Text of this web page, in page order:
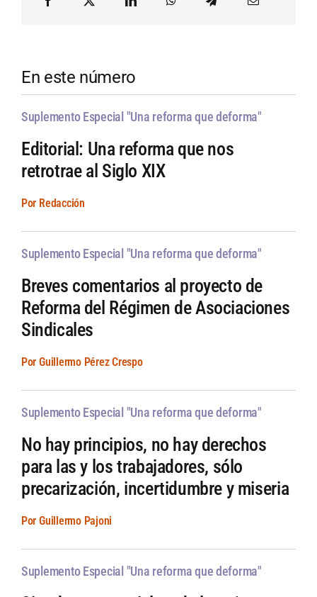
En este número
Suplemento Especial "Una reforma que deforma"
Editorial: Una reforma que nos
retrotrae al Siglo XIX
Por Redacción
Suplemento Especial "Una reforma que deforma"
Breves comentarios al proyecto de
Reforma del Régimen de Asociaciones
Sindicales
Por Guillermo Pérez Crespo
Suplemento Especial "Una reforma que deforma"
No hay principios, no hay derechos
para las y los trabajadores, sólo
precarización, incertidumbre y miseria
Por Guillermo Pajoni
Suplemento Especial "Una reforma que deforma"